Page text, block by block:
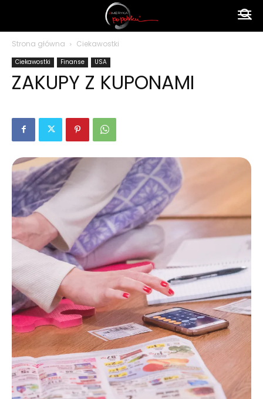
polsku
Strona główna Ciekawostki
Ciekawostki Finanse USA
ZAKUPY Z KUPONAMI